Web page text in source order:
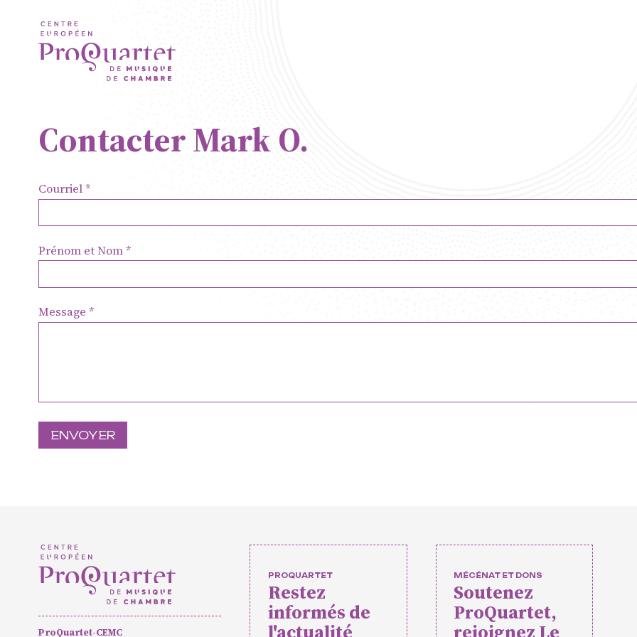
Contacter Mark O.
Courriel
Prénom et Nom
Message
ProQuartet-CEMC
PROQUARTET
Restez
informés de
l'actualité
MÉCÉNAT ET DONS
Soutenez
ProQuartet,
rejoignez Le
ProQuartet - Centre
de Musique de Chambre
Résidence jeunes
Projets européens
Pratiques amateurs
Actualités Soutenir ProQuartet Vidéos des masterclasses